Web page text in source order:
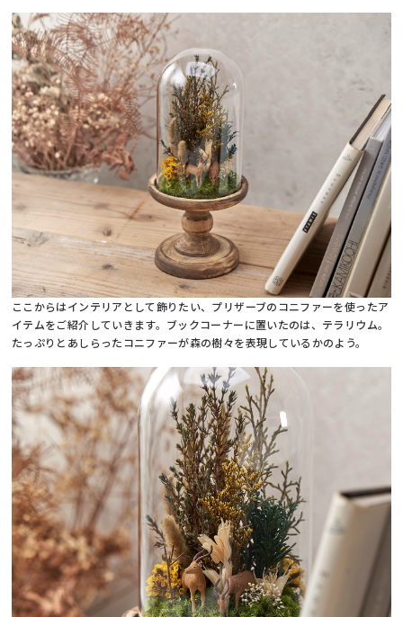
ここからはインテリアとして飾りたい、プリザーブのコニファーを使ったア
イテムをご紹介していきます。ブックコーナーに置いたのは、テラリウム。
たっぷりとあしらったコニファーが森の樹々を表現しているかのよう。